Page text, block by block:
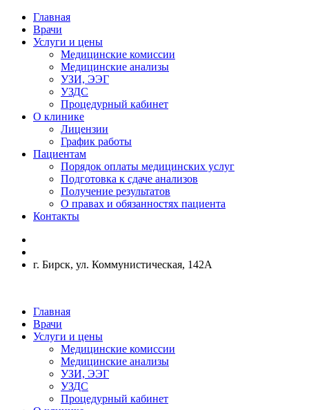
Главная
Врачи
Услуги и цены
Медицинские комиссии
Медицинские анализы
УЗИ, ЭЭГ
УЗДС
Процедурный кабинет
О клинике
Лицензии
График работы
Пациентам
Порядок оплаты медицинских услуг
Подготовка к сдаче анализов
Получение результатов
О правах и обязанностях пациента
Контакты
г. Бирск, ул. Коммунистическая, 142А
Главная
Врачи
Услуги и цены
Медицинские комиссии
Медицинские анализы
УЗИ, ЭЭГ
УЗДС
Процедурный кабинет